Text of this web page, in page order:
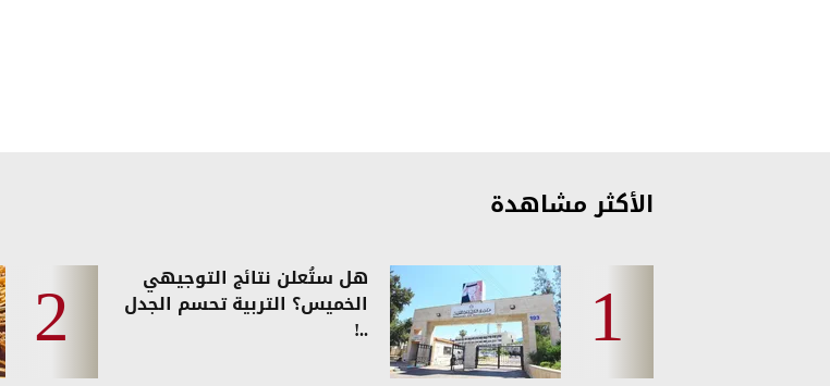
الأكثر مشاهدة
هل ستُعلن نتائج التوجيهي
الخميس؟ التربية تحسم الجدل
..!